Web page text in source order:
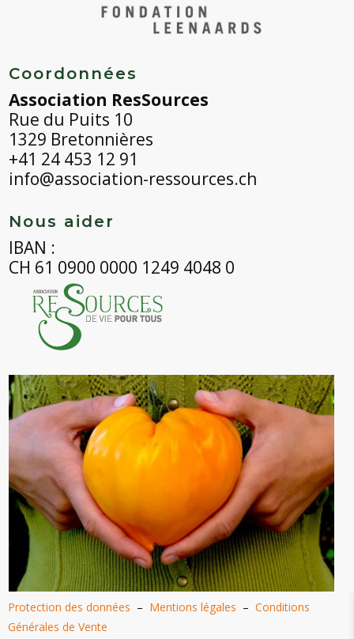
Coordonnées
Association ResSources
Rue du Puits 10
1329 Bretonnières
+41 24 453 12 91
info@association-ressources.ch
Nous aider
IBAN :
CH 61 0900 0000 1249 4048 0
Protection des données – Mentions légales – Conditions
Générales de Vente